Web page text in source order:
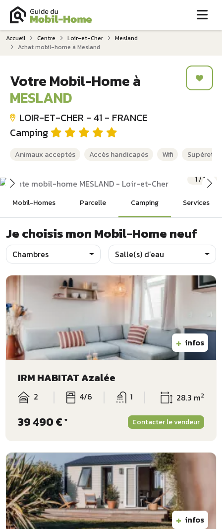
Accueil Centre Loir-et-Cher
Mesland
Achat mobil-home à Mesland
Votre Mobil-Home à
MESLAND
LOIR-ET-CHER - 41 - FRANCE
Camping
Animaux acceptés Accès handicapés Wifi Supérette
1/12
Mobil-Homes Parcelle Camping Services
Je choisis mon Mobil-Home neuf
Chambres Salle(s) d’eau
+ infos
IRM HABITAT Azalée
2 4/6 1 28.3 m2
39 490 € * Contacter le vendeur
+ infos